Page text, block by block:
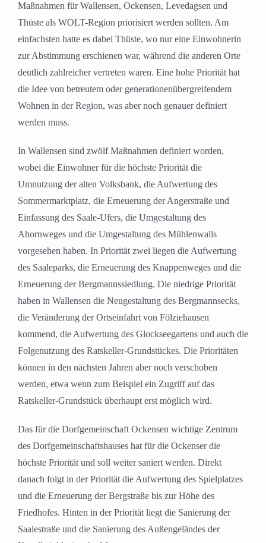
Maßnahmen für Wallensen, Ockensen, Levedagsen und
Thüste als WOLT-Region priorisiert werden sollten. Am
einfachsten hatte es dabei Thüste, wo nur eine Einwohnerin
zur Abstimmung erschienen war, während die anderen Orte
deutlich zahlreicher vertreten waren. Eine hohe Priorität hat
die Idee von betreutem oder generationenübergreifendem
Wohnen in der Region, was aber noch genauer definiert
werden muss.
In Wallensen sind zwölf Maßnahmen definiert worden,
wobei die Einwohner für die höchste Priorität die
Umnutzung der alten Volksbank, die Aufwertung des
Sommermarktplatz, die Erneuerung der Angerstraße und
Einfassung des Saale-Ufers, die Umgestaltung des
Ahornweges und die Umgestaltung des Mühlenwalls
vorgesehen haben. In Priorität zwei liegen die Aufwertung
des Saaleparks, die Erneuerung des Knappenweges und die
Erneuerung der Bergmannssiedlung. Die niedrige Priorität
haben in Wallensen die Neugestaltung des Bergmannsecks,
die Veränderung der Ortseinfahrt von Fölziehausen
kommend, die Aufwertung des Glockseegartens und auch die
Folgenutzung des Ratskeller-Grundstückes. Die Prioritäten
können in den nächsten Jahren aber noch verschoben
werden, etwa wenn zum Beispiel ein Zugriff auf das
Ratskeller-Grundstück überhaupt erst möglich wird.
Das für die Dorfgemeinschaft Ockensen wichtige Zentrum
des Dorfgemeinschaftshauses hat für die Ockenser die
höchste Priorität und soll weiter saniert werden. Direkt
danach folgt in der Priorität die Aufwertung des Spielplatzes
und die Erneuerung der Bergstraße bis zur Höhe des
Friedhofes. Hinten in der Priorität liegt die Sanierung der
Saalestraße und die Sanierung des Außengeländes der